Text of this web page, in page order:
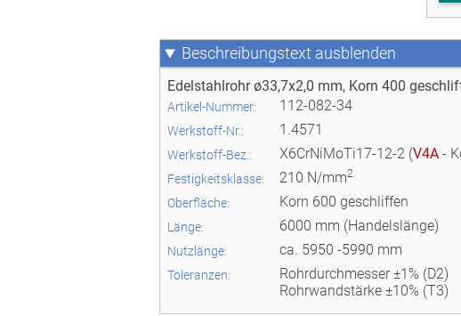
Beschreibungstext
Edelstahlrohr ø33,7x2,0 mm, Korn 400
Artikel-Nummer: 112-082-34
Werkstoff-Nr.: 1.4571
Werkstoff-Bez.: X6CrNiMoTi17-12-2 (V4A -
Festigkeitsklasse: 210 N/mm2
Oberfläche: Korn 600 geschliffen
Länge: 6000 mm (Handelslänge)
Nutzlänge: ca. 5950 -5990 mm
Toleranzen:
Rohrdurchmesser ±1% (D2)
Rohrwandstärke ±10% (T3)